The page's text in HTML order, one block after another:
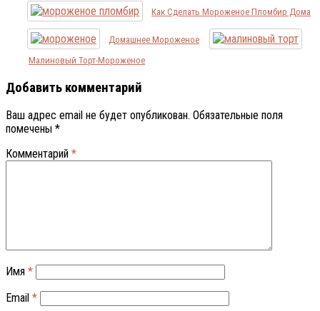
Как Сделать Мороженое Пломбир Дома
Домашнее Мороженое
Малиновый Торт-Мороженое
Добавить комментарий
Ваш адрес email не будет опубликован. Обязательные поля
помечены *
Комментарий *
Имя *
Email *